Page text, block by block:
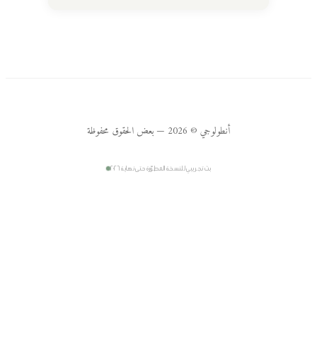
أنطولوجي © 2026 — بعض الحقوق محفوظة
بث تجريبي للنسخة المطوّرة حتى نهاية ٢٠٢٦